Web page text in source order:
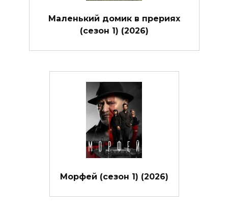
Маленький домик в прериях
(сезон 1) (2026)
Морфей (сезон 1) (2026)